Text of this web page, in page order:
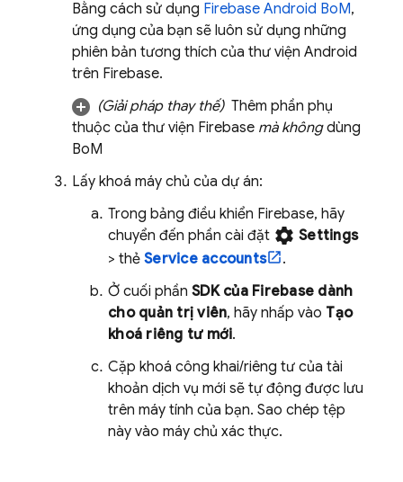
Bằng cách sử dụng Firebase Android BoM,
ứng dụng của bạn sẽ luôn sử dụng những
phiên bản tương thích của thư viện Android
trên Firebase.
(Giải pháp thay thế)Thêm phần phụ
thuộc của thư viện Firebase mà khôngdùng
BoM
Lấy khoá máy chủ của dự án:
Trong bảng điều khiển Firebase, hãy
chuyển đến phần cài đặt settings Settings
> thẻ Service accounts
.
Ở cuối phần SDK của Firebase dành
cho quản trị viên, hãy nhấp vào Tạo
khoá riêng tư mới.
Cặp khoá công khai/riêng tư của tài
khoản dịch vụ mới sẽ tự động được lưu
trên máy tính của bạn. Sao chép tệp
này vào máy chủ xác thực.